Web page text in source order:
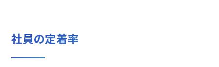
社員の定着率